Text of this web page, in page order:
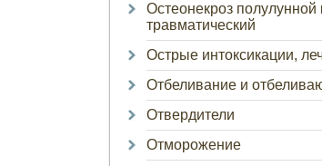
Остеонекроз полулунной
травматический
Острые интоксикации,
Отбеливание и
Отвердители
Отморожение